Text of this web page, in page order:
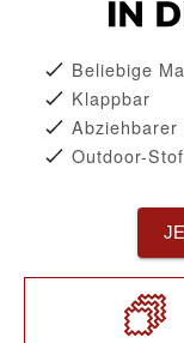
Beliebige
Klappbar
Abziehbarer
Outdoor-